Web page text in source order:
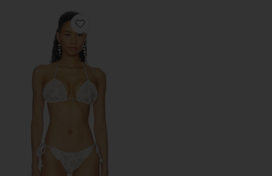
Favorite ТОП БИКИНИ ТРЕУГОЛЬНИКАМИ BEA